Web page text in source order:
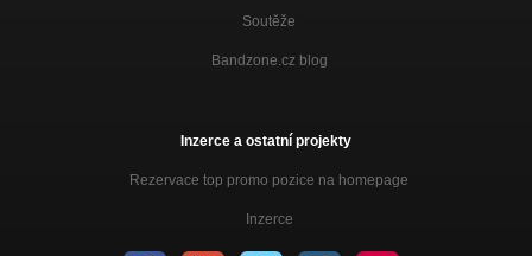
Soutěže
Bandzone.cz blog
Inzerce a ostatní projekty
Rezervace top promo pozice na homepage
Inzerce